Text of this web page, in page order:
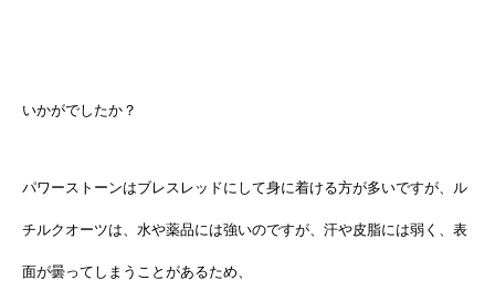
いかがでしたか？
パワーストーンはブレスレッドにして身に着ける方が多いですが、ル
チルクオーツは、水や薬品には強いのですが、汗や皮脂には弱く、表
面が曇ってしまうことがあるため、